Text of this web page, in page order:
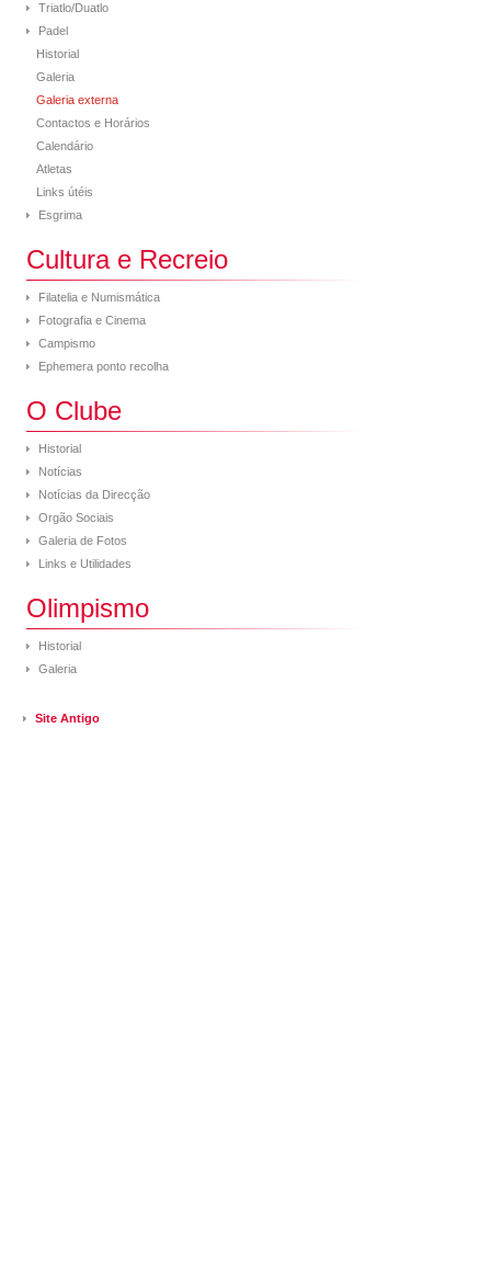
Triatlo/Duatlo
Padel
Historial
Galeria
Galeria externa
Contactos e Horários
Calendário
Atletas
Links útéis
Esgrima
Cultura e Recreio
Filatelia e Numismática
Fotografia e Cinema
Campismo
Ephemera ponto recolha
O Clube
Historial
Notícias
Notícias da Direcção
Orgão Sociais
Galeria de Fotos
Links e Utilidades
Olimpismo
Historial
Galeria
Site Antigo